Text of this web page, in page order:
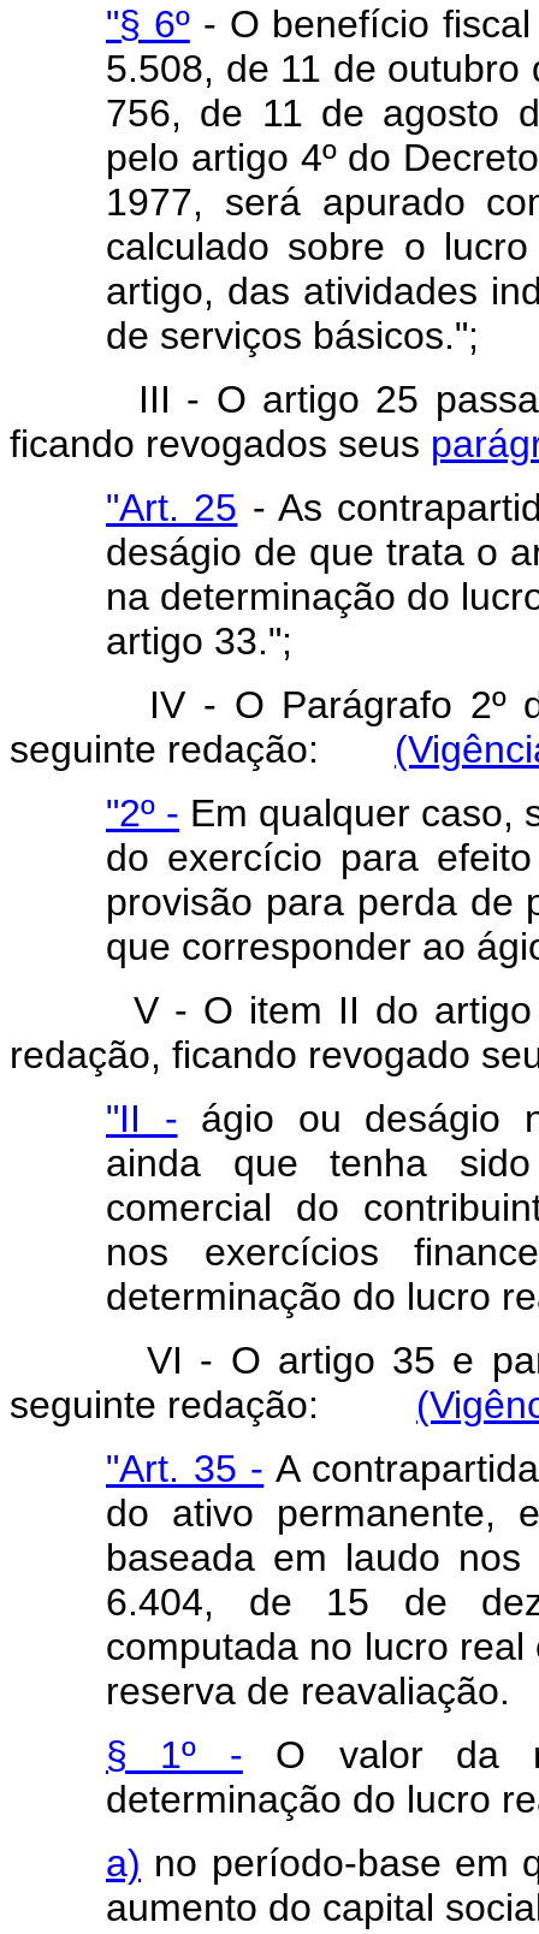
"§ 6º- O benefício fiscal
5.508, de 11 de outubro
756, de 11 de agosto
pelo artigo 4º do
1977, será apurado
calculado sobre o
artigo, das atividades
de serviços básicos.";
III - O artigo 25
ficando revogados seus
"Art. 25 - As
deságio de que trata o
na determinação do
artigo 33.";
IV - O Parágrafo 2º
seguinte redação:
"2º - Em qualquer caso,
do exercício para
provisão para perda de
que corresponder ao
V - O item II do
redação, ficando revogado
"II - ágio ou deságio
ainda que tenha
comercial do
nos exercícios
determinação do lucro
VI - O artigo 35 e
seguinte redação:
"Art. 35 - A
do ativo permanente,
baseada em laudo
6.404, de 15 de
computada no lucro
reserva de reavaliação.
§ 1º - O valor da
determinação do lucro
a) no período-base em
aumento do capital